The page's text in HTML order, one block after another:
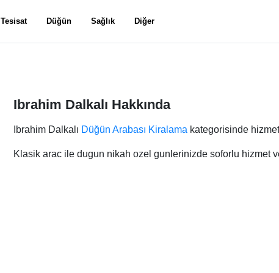
Tesisat Düğün Sağlık Diğer
Ibrahim Dalkalı Hakkında
Ibrahim Dalkalı Düğün Arabası Kiralama kategorisinde
Klasik arac ile dugun nikah ozel gunlerinizde soforlu hizmet